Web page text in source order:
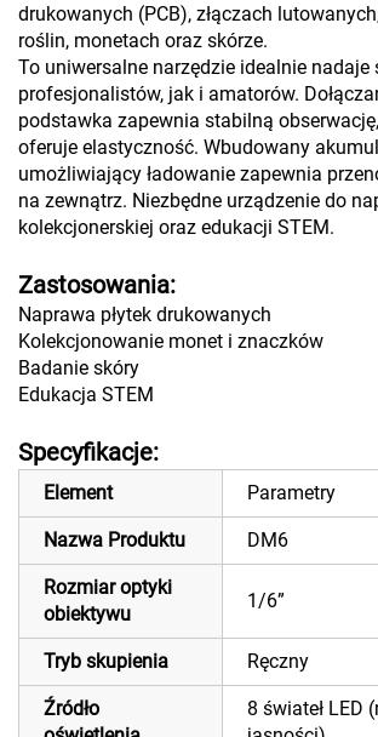
drukowanych (PCB), złączach
roślin, monetach oraz skórze.
To uniwersalne narzędzie idealnie nadaje
profesjonalistów, jak i amatorów.
podstawka zapewnia stabilną
oferuje elastyczność. Wbudowany
umożliwiający ładowanie zapewnia
na zewnątrz. Niezbędne urządzenie do
kolekcjonerskiej oraz edukacji STEM.
Zastosowania:
Naprawa płytek drukowanych
Kolekcjonowanie monet i znaczków
Badanie skóry
Edukacja STEM
Specyfikacje:
Element Parametry
Nazwa Produktu DM6
Rozmiar optyki
obiektywu
1/6”
Tryb skupienia Ręczny
Źródło
8 świateł LED